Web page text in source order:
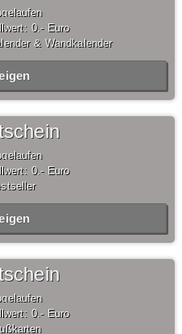
0,- Euro
& Wandkalender
0,- Euro
0,- Euro